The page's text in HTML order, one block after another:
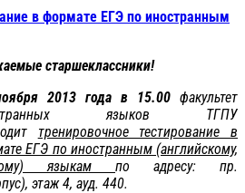
в формате ЕГЭ по иностранным
старшеклассники!
2013 года в 15.00 факультет
языков ТГПУ
тренировочное тестирование в
ЕГЭ по иностранным (английскому,
языкам по адресу: пр.
этаж 4, ауд. 440.